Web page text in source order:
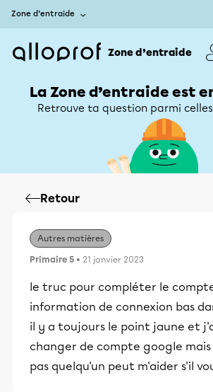
Zone d’entraide
Zone d’entraide
La Zone d’entraide est
Retrouve ta question parmi
Retour
Autres matières
Primaire 5 • 21 janvier 2023
le truc pour compléter le
information de connexion bas
il y a toujours le point jaune et
changer de compte google
pas quelqu'un peut m'aider s'il